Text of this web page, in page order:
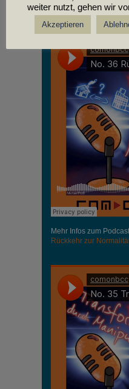
PODCASTS
Mehr Infos zum Podcast
Rückkehr zur
weiter nutzt, gehen wir
Akzeptieren